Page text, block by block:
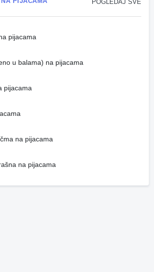
POGLEDAJ SVE
pijacama
u balama) na pijacama
pijacama
na pijacama
na pijacama